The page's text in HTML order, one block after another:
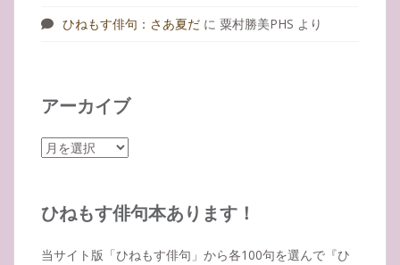
ひねもす俳句：さあ夏だ に 粟村勝美PHS より
アーカイブ
ア
イ
ひねもす俳句本あります！
当サイト版「ひねもす俳句」から各100句を選んで『ひ